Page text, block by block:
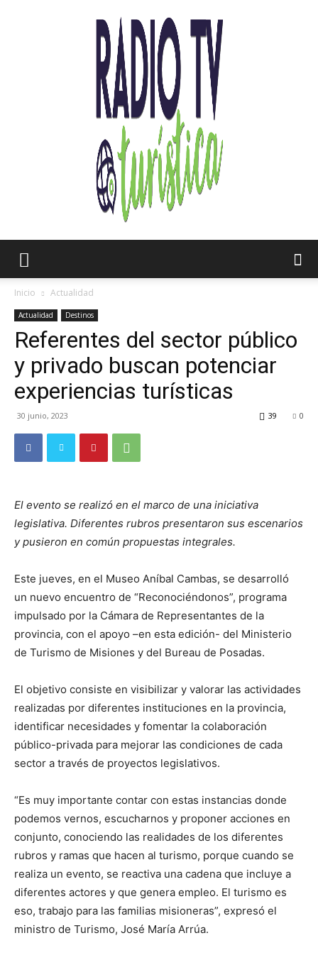
TV
Turística
Inicio Actualidad
Actualidad Destinos
Referentes del sector público
y privado buscan potenciar
experiencias turísticas
30 junio, 2023 0
39
El evento se realizó en el marco de una iniciativa
legislativa. Diferentes rubros presentaron sus escenarios
y pusieron en común propuestas integrales.
Este jueves, en el Museo Aníbal Cambas, se desarrolló
un nuevo encuentro de “Reconociéndonos”, programa
impulsado por la Cámara de Representantes de la
provincia, con el apoyo –en esta edición- del Ministerio
de Turismo de Misiones y del Bureau de Posadas.
El objetivo consiste en visibilizar y valorar las actividades
realizadas por diferentes instituciones en la provincia,
identificar necesidades y fomentar la colaboración
público-privada para mejorar las condiciones de cada
sector a través de proyectos legislativos.
“Es muy importante contar con estas instancias donde
podemos vernos, escucharnos y proponer acciones en
conjunto, conociendo las realidades de los diferentes
rubros y ramas que hacen al turismo, porque cuando se
realiza un evento, se reactiva una cadena que incluye a
diferentes actores y que genera empleo. El turismo es
eso, trabajo para las familias misioneras”, expresó el
ministro de Turismo, José María Arrúa.